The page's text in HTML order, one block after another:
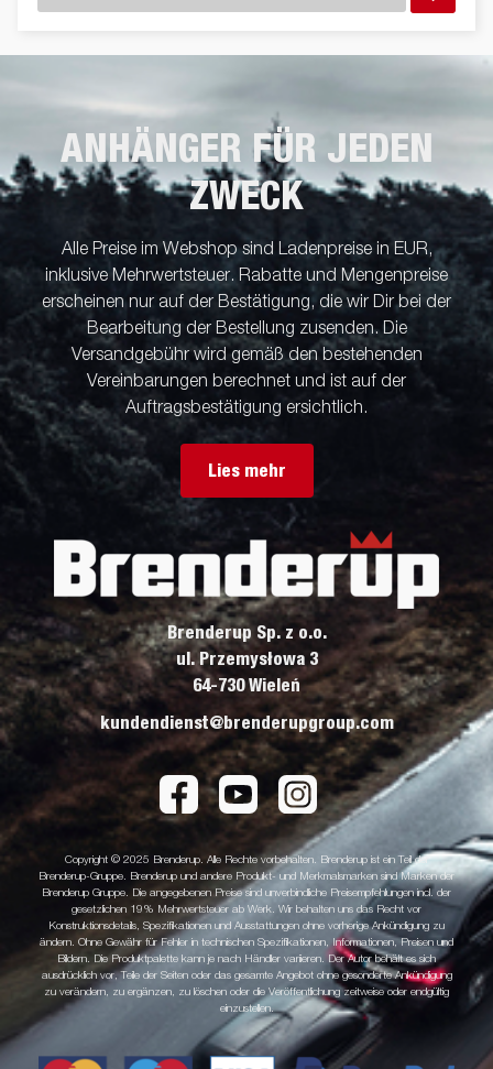
ANHÄNGER FÜR JEDEN
ZWECK
Alle Preise im Webshop sind Ladenpreise in EUR,
inklusive Mehrwertsteuer. Rabatte und Mengenpreise
erscheinen nur auf der Bestätigung, die wir Dir bei der
Bearbeitung der Bestellung zusenden. Die
Versandgebühr wird gemäß den bestehenden
Vereinbarungen berechnet und ist auf der
Auftragsbestätigung ersichtlich.
Lies mehr
Brenderup Sp. z o.o.
ul. Przemysłowa 3
64-730 Wieleń
kundendienst@brenderupgroup.com
Copyright © 2025 Brenderup. Alle Rechte vorbehalten. Brenderup ist ein Teil der
Brenderup-Gruppe. Brenderup und andere Produkt- und Merkmalsmarken sind Marken der
Brenderup Gruppe. Die angegebenen Preise sind unverbindliche Preisempfehlungen incl. der
gesetzlichen 19% Mehrwertsteuer ab Werk. Wir behalten uns das Recht vor
Konstruktionsdetails, Spezifikationen und Ausstattungen ohne vorherige Ankündigung zu
ändern. Ohne Gewähr für Fehler in technischen Spezifikationen, Informationen, Preisen und
Bildern. Die Produktpalette kann je nach Händler variieren. Der Autor behält es sich
ausdrücklich vor, Teile der Seiten oder das gesamte Angebot ohne gesonderte Ankündigung
zu verändern, zu ergänzen, zu löschen oder die Veröffentlichung zeitweise oder endgültig
einzustellen.